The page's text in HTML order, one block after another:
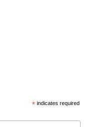
* indicates required